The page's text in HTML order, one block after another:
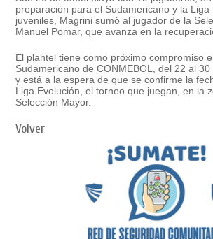
preparación para el Sudamericano y la
juveniles, Magrini sumó al jugador de la
Manuel Pomar, que avanza en la
El plantel tiene como próximo compromiso
Sudamericano de CONMEBOL, del 22 al
y está a la espera de que se confirme la
Liga Evolución, el torneo que juegan, en la
Selección Mayor.
Volver